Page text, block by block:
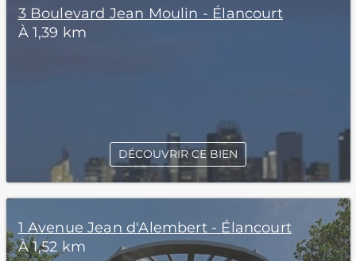
3 Boulevard Jean Moulin - Élancourt
À 1,39 km
DÉCOUVRIR CE BIEN
1 Avenue Jean d'Alembert - Élancourt
À 1,52 km